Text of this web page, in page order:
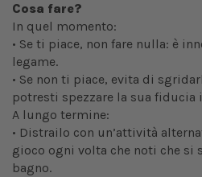
Cosa fare?
In quel momento:
• Se ti piace, non fare nulla: è
legame.
• Se non ti piace, evita di
potresti spezzare la sua fiducia
A lungo termine:
• Distrailo con un’attività
gioco ogni volta che noti che si
bagno.